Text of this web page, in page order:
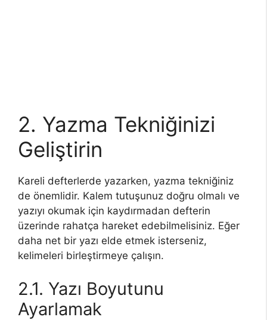
2. Yazma Tekniğinizi
Geliştirin
Kareli defterlerde yazarken, yazma tekniğiniz
de önemlidir. Kalem tutuşunuz doğru olmalı ve
yazıyı okumak için kaydırmadan defterin
üzerinde rahatça hareket edebilmelisiniz. Eğer
daha net bir yazı elde etmek isterseniz,
kelimeleri birleştirmeye çalışın.
2.1. Yazı Boyutunu
Ayarlamak